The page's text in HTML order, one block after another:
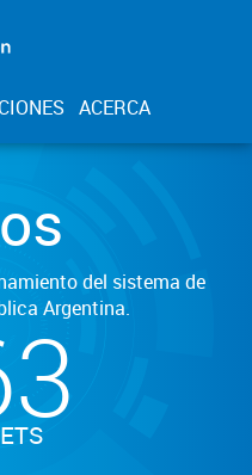
ACERCA
del sistema de
Argentina.